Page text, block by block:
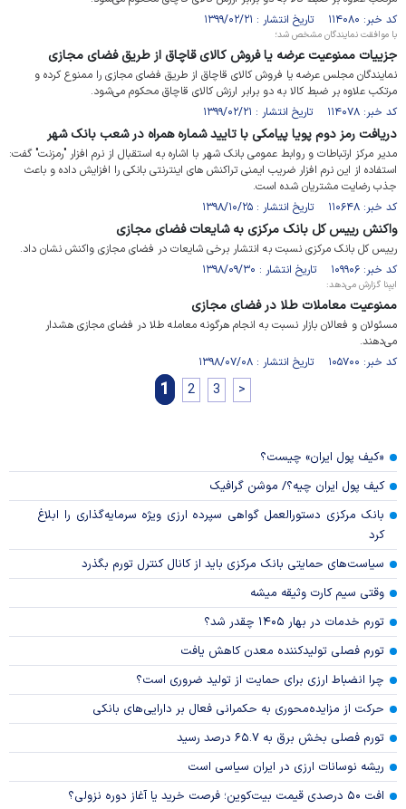
کد خبر: ۱۱۴۰۸۰ تاریخ انتشار : ۱۳۹۹/۰۲/۲۱
با موافقت نمایندگان مشخص شد؛
جزییات ممنوعیت عرضه یا فروش کالای قاچاق از طریق فضای مجازی
نمایندگان مجلس عرضه یا فروش کالای قاچاق از طریق فضای مجازی را ممنوع کرده و
مرتکب علاوه بر ضبط کالا به دو برابر ارزش کالای قاچاق محکوم می‌شود.
کد خبر: ۱۱۴۰۷۸ تاریخ انتشار : ۱۳۹۹/۰۲/۲۱
دریافت رمز دوم پویا پیامکی با تایید شماره همراه در شعب بانک شهر
مدیر مرکز ارتباطات و روابط عمومی بانک شهر با اشاره به استقبال از نرم افزار "رمزنت" گفت:
استفاده از این نرم افزار ضریب ایمنی تراکنش های اینترنتی بانکی را افزایش داده و باعث
جذب رضایت مشتریان شده است.
کد خبر: ۱۱۰۶۴۸ تاریخ انتشار : ۱۳۹۸/۱۰/۲۵
واکنش رییس کل بانک مرکزی به شایعات فضای مجازی
رییس کل بانک مرکزی نسبت به انتشار برخی شایعات در فضای مجازی واکنش نشان داد.
کد خبر: ۱۰۹۹۰۶ تاریخ انتشار : ۱۳۹۸/۰۹/۳۰
ایبِنا گزارش می‌دهد:
ممنوعیت معاملات طلا در فضای مجازی
مسئولان و فعالان بازار نسبت به انجام هرگونه معامله طلا در فضای مجازی هشدار
می‌دهند.
کد خبر: ۱۰۵۷۰۰ تاریخ انتشار : ۱۳۹۸/۰۷/۰۸
1 2 3 >
«کیف پول ایران» چیست؟
کیف پول ایران چیه؟/ موشن گرافیک
بانک مرکزی دستورالعمل گواهی سپرده ارزی ویژه سرمایه‌گذاری را ابلاغ
کرد
سیاست‌های حمایتی بانک مرکزی باید از کانال کنترل تورم بگذرد
وقتی سیم کارت وثیقه میشه
تورم خدمات در بهار ۱۴۰۵ چقدر شد؟
تورم فصلی تولیدکننده معدن کاهش یافت
چرا انضباط ارزی برای حمایت از تولید ضروری است؟
حرکت از مزایده‌محوری به حکمرانی فعال بر دارایی‌های بانکی
تورم فصلی بخش برق به ۶۵.۷ درصد رسید
ریشه نوسانات ارزی در ایران سیاسی است
افت ۵۰ درصدی قیمت بیت‌کوین؛ فرصت خرید یا آغاز دوره نزولی؟